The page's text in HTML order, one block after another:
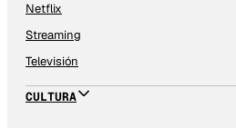
Netflix
Streaming
Televisión
CULTURA